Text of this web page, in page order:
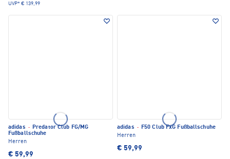
UVP* € 139,99
adidas · Predator Club FG/MG
Fußballschuhe
Herren
€ 59,99
adidas · F50 Club FxG Fußballschuhe
Herren
€ 59,99